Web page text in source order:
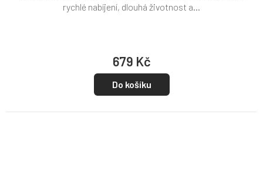
679 Kč
Do košíku
rychlé nabíjení, dlouhá životnost a...